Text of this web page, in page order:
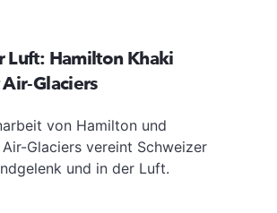
Luft: Hamilton Khaki
Glaciers
von Hamilton und
Glaciers vereint Schweizer
und in der Luft.